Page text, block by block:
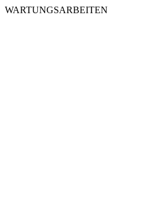
WARTUNGSARBEITEN